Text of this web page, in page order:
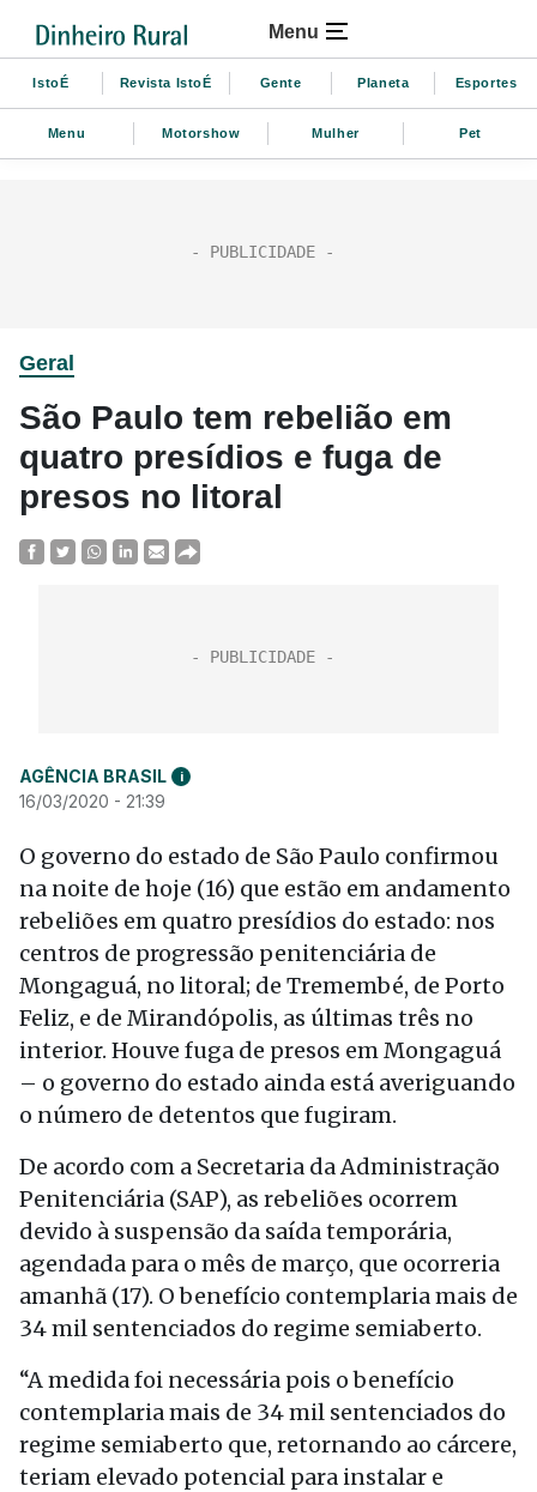
Menu
IstoÉ Revista IstoÉ Gente Planeta Esportes
Menu Motorshow Mulher Pet
Geral
São Paulo tem rebelião em
quatro presídios e fuga de
presos no litoral
AGÊNCIA BRASIL i
16/03/2020 - 21:39
O governo do estado de São Paulo confirmou
na noite de hoje (16) que estão em andamento
rebeliões em quatro presídios do estado: nos
centros de progressão penitenciária de
Mongaguá, no litoral; de Tremembé, de Porto
Feliz, e de Mirandópolis, as últimas três no
interior. Houve fuga de presos em Mongaguá
– o governo do estado ainda está averiguando
o número de detentos que fugiram.
De acordo com a Secretaria da Administração
Penitenciária (SAP), as rebeliões ocorrem
devido à suspensão da saída temporária,
agendada para o mês de março, que ocorreria
amanhã (17). O benefício contemplaria mais de
34 mil sentenciados do regime semiaberto.
“A medida foi necessária pois o benefício
contemplaria mais de 34 mil sentenciados do
regime semiaberto que, retornando ao cárcere,
teriam elevado potencial para instalar e